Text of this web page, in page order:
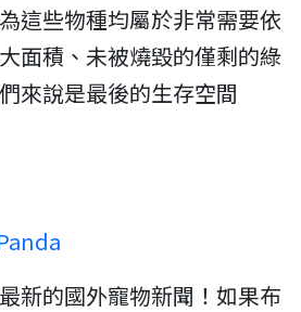
這些物種均屬於非常需要依
面積、未被燒毀的僅剩的綠
來說是最後的生存空間
新的國外寵物新聞！如果布